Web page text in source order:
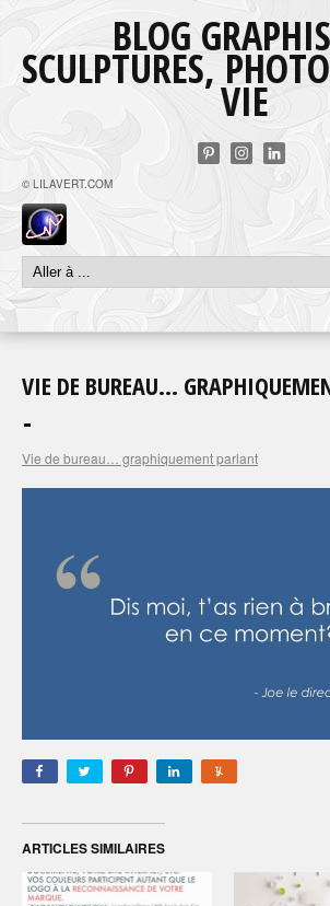
BLOG
SCULPTURES,
VIE
© LILAVERT.COM
VIE DE BUREAU…
Vie de bureau… graphiquement parlant
ARTICLES SIMILAIRES